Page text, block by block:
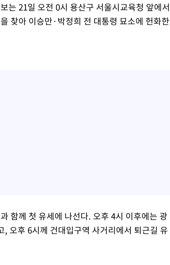
는 21일 오전 0시 용산구 서울시교육청 앞에서
찾아 이승만·박정희 전 대통령 묘소에 헌화한
함께 첫 유세에 나선다. 오후 4시 이후에는 광
오후 6시께 건대입구역 사거리에서 퇴근길 유